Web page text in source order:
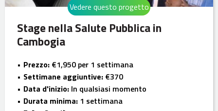
Stage nella Salute Pubblica in
Cambogia
Vedere questo progetto
Prezzo: €1,950 per 1 settimana
Settimane aggiuntive: €370
Data d'inizio: In qualsiasi momento
Durata minima: 1 settimana